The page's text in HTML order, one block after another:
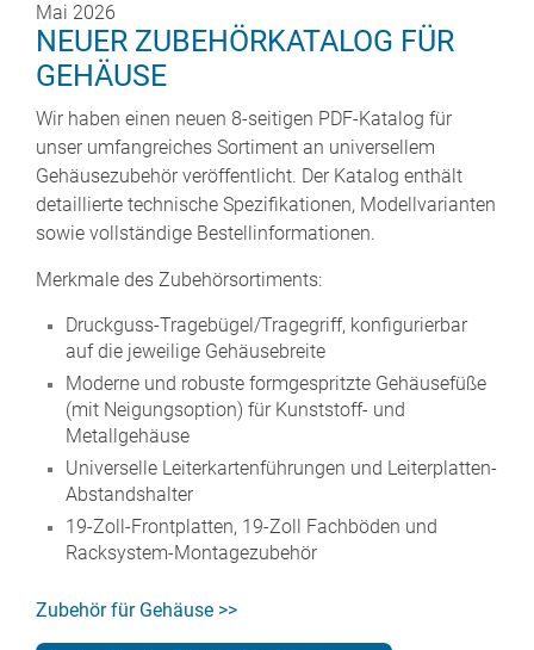
Mai 2026
NEUER ZUBEHÖRKATALOG FÜR
GEHÄUSE
Wir haben einen neuen 8-seitigen PDF-Katalog für
unser umfangreiches Sortiment an universellem
Gehäusezubehör veröffentlicht. Der Katalog enthält
detaillierte technische Spezifikationen, Modellvarianten
sowie vollständige Bestellinformationen.
Merkmale des Zubehörsortiments:
Druckguss-Tragebügel/Tragegriff, konfigurierbar
auf die jeweilige Gehäusebreite
Moderne und robuste formgespritzte Gehäusefüße
(mit Neigungsoption) für Kunststoff- und
Metallgehäuse
Universelle Leiterkartenführungen und Leiterplatten-
Abstandshalter
19-Zoll-Frontplatten, 19-Zoll Fachböden und
Racksystem-Montagezubehör
Zubehör für Gehäuse >>